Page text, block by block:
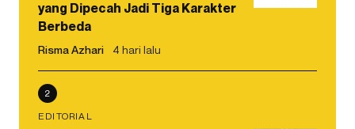
yang Dipecah Jadi Tiga Karakter
Berbeda
Risma Azhari 4 hari lalu
2
EDITORIAL